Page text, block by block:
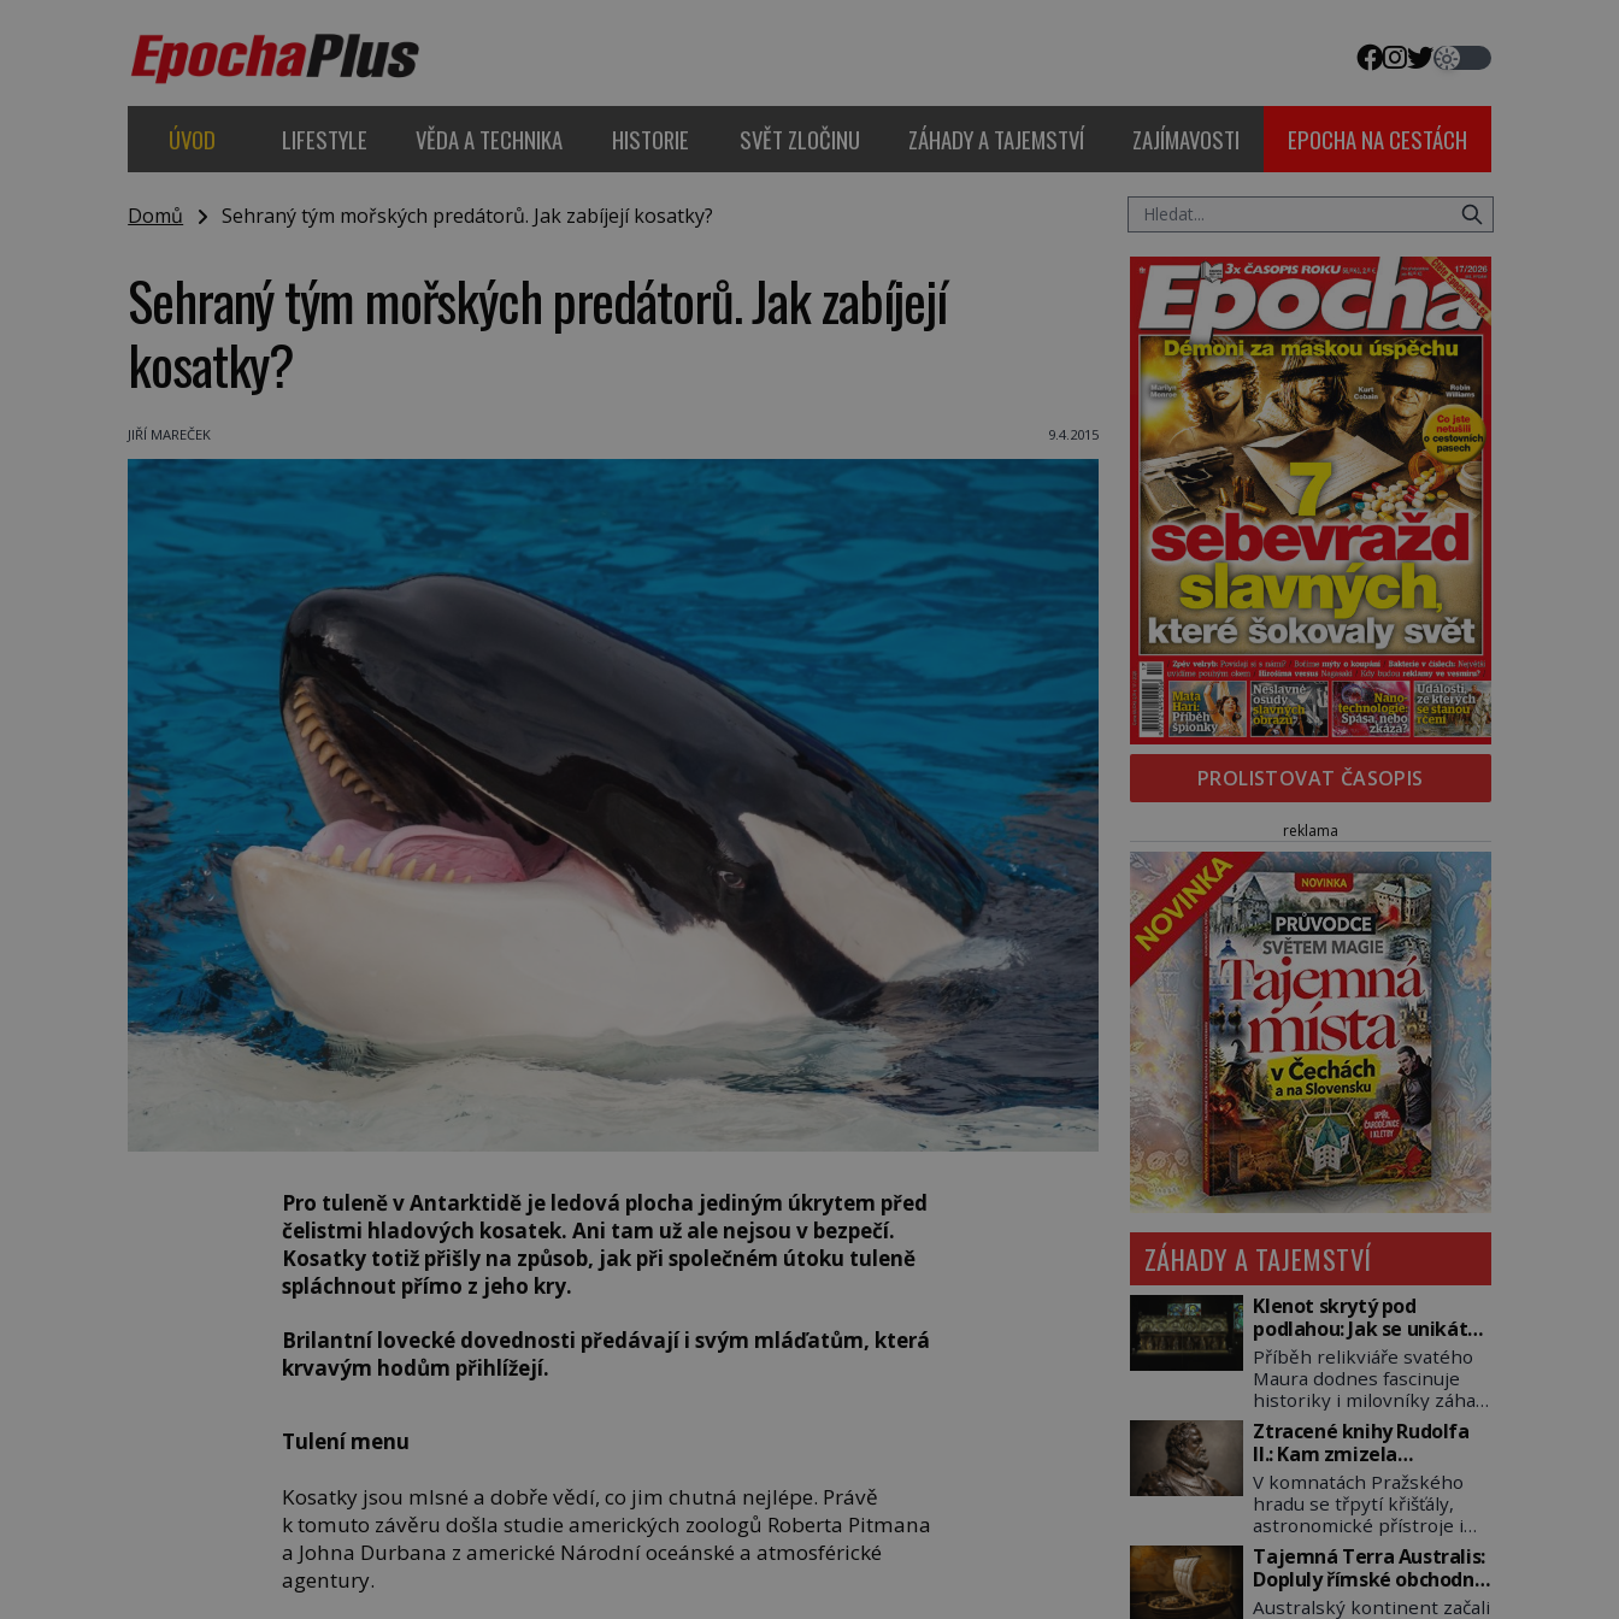
ÚVOD LIFESTYLE VĚDA A TECHNIKA HISTORIE SVĚT ZLOČINU ZÁHADY A TAJEMSTVÍ ZAJÍMAVOSTI EPOCHA NA CESTÁCH
Domů Sehraný tým mořských predátorů. Jak zabíjejí kosatky?
Sehraný tým mořských predátorů. Jak zabíjejí
kosatky?
JIŘÍ MAREČEK 9.4.2015
Pro tuleně v Antarktidě je ledová plocha jediným úkrytem před
čelistmi hladových kosatek. Ani tam už ale nejsou v bezpečí.
Kosatky totiž přišly na způsob, jak při společném útoku tuleně
spláchnout přímo z jeho kry.
Brilantní lovecké dovednosti předávají i svým mláďatům, která
krvavým hodům přihlížejí.
Tulení menu
Kosatky jsou mlsné a dobře vědí, co jim chutná nejlépe. Právě
k tomuto závěru došla studie amerických zoologů Roberta Pitmana
a Johna Durbana z americké Národní oceánské a atmosférické
agentury.
PROLISTOVAT ČASOPIS
reklama
ZÁHADY A TAJEMSTVÍ
Klenot skrytý pod
podlahou: Jak se unikátní
románský poklad dostal
do zapadlého Bečova?
Příběh relikviáře svatého
Maura dodnes fascinuje
historiky i milovníky záhad
po celém světě. Tato
románská zlatnická
památka ze 13. století je
po českých korunovačních
klenotech druhým
nejcennějším movitým
majetkem v České
republice. Přestože byl
klenot v roce 1985 po
Ztracené knihy Rudolfa
II.: Kam zmizela
nejzáhadnější knihovna
Evropy?
V komnatách Pražského
hradu se třpytí křišťály,
astronomické přístroje i
podivné alchymistické
rukopisy. Císař Rudolf II.
shromažďuje vše, co
souvisí s tajemstvím
Tajemná Terra Australis:
Dopluly římské obchodní
lodě až do Austrálie?
Australský kontinent začali